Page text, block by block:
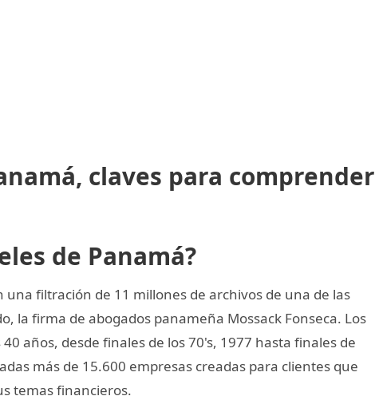
claves para comprender
de Panamá?
una filtración de 11 millones de archivos de una de las
la firma de abogados panameña Mossack Fonseca. Los
años, desde finales de los 70's, 1977 hasta finales de
más de 15.600 empresas creadas para clientes que
temas financieros.